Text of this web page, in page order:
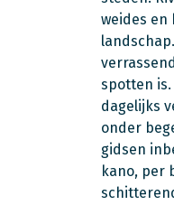
weides en
spotten
dagelijks
onder
gidsen
kano, per